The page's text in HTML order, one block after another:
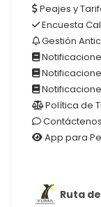
Peajes y
Encuesta
Gestión
Política de
Contáctenos
App para
Ruta